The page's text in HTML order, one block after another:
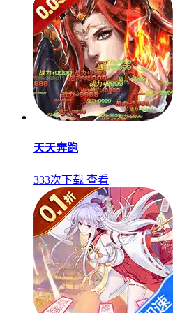
天天奔跑
333次下载 查看